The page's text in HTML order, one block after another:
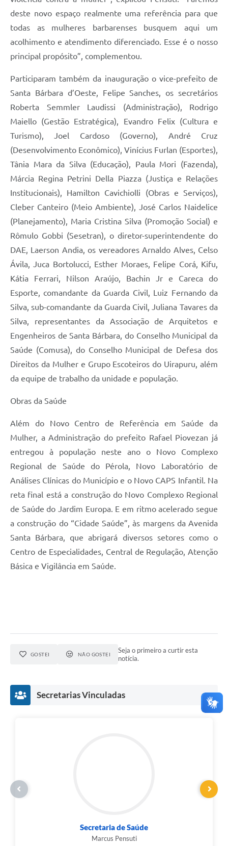
deste novo espaço realmente uma referência para que
todas as mulheres barbarenses busquem aqui um
acolhimento e atendimento diferenciado. Esse é o nosso
principal propósito”, complementou.
Participaram também da inauguração o vice-prefeito de
Santa Bárbara d’Oeste, Felipe Sanches, os secretários
Roberta Semmler Laudissi (Administração), Rodrigo
Maiello (Gestão Estratégica), Evandro Felix (Cultura e
Turismo), Joel Cardoso (Governo), André Cruz
(Desenvolvimento Econômico), Vinícius Furlan (Esportes),
Tânia Mara da Silva (Educação), Paula Mori (Fazenda),
Márcia Regina Petrini Della Piazza (Justiça e Relações
Institucionais), Hamilton Cavichiolli (Obras e Serviços),
Cleber Canteiro (Meio Ambiente), José Carlos Naidelice
(Planejamento), Maria Cristina Silva (Promoção Social) e
Rômulo Gobbi (Sesetran), o diretor-superintendente do
DAE, Laerson Andia, os vereadores Arnaldo Alves, Celso
Ávila, Juca Bortolucci, Esther Moraes, Felipe Corá, Kifu,
Kátia Ferrari, Nilson Araújo, Bachin Jr e Careca do
Esporte, comandante da Guarda Civil, Luiz Fernando da
Silva, sub-comandante da Guarda Civil, Juliana Tavares da
Silva, representantes da Associação de Arquitetos e
Engenheiros de Santa Bárbara, do Conselho Municipal da
Saúde (Comusa), do Conselho Municipal de Defesa dos
Direitos da Mulher e Grupo Escoteiros do Uirapuru, além
da equipe de trabalho da unidade e população.
Obras da Saúde
Além do Novo Centro de Referência em Saúde da
Mulher, a Administração do prefeito Rafael Piovezan já
entregou à população neste ano o Novo Complexo
Regional de Saúde do Pérola, Novo Laboratório de
Análises Clínicas do Município e o Novo CAPS Infantil. Na
reta final está a construção do Novo Complexo Regional
de Saúde do Jardim Europa. E em ritmo acelerado segue
a construção do “Cidade Saúde”, às margens da Avenida
Santa Bárbara, que abrigará diversos setores como o
Centro de Especialidades, Central de Regulação, Atenção
Básica e Vigilância em Saúde.
GOSTEI NÃO GOSTEI
Seja o primeiro a curtir esta
notícia.
Secretarias Vinculadas
Secretaria de Saúde
Marcus Pensuti